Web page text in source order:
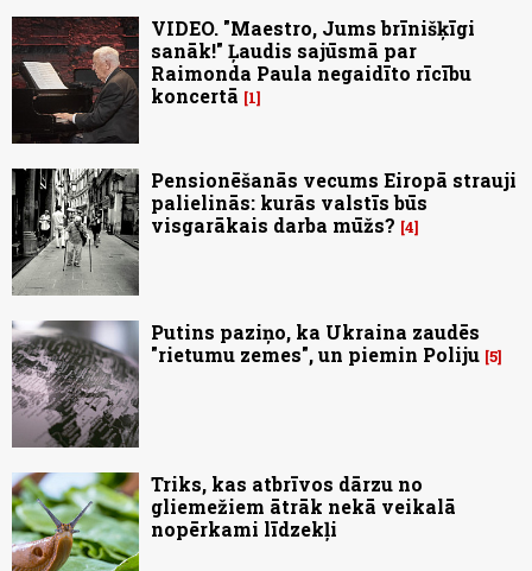
VIDEO. "Maestro, Jums brīnišķīgi
sanāk!" Ļaudis sajūsmā par
Raimonda Paula negaidīto rīcību
koncertā
1
Pensionēšanās vecums Eiropā strauji
palielinās: kurās valstīs būs
visgarākais darba mūžs? 4
Putins paziņo, ka Ukraina zaudēs
"rietumu zemes", un piemin Poliju 5
Triks, kas atbrīvos dārzu no
gliemežiem ātrāk nekā veikalā
nopērkami līdzekļi